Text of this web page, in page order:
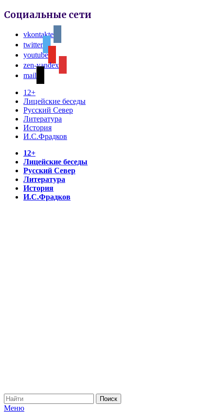
Социальные сети
vkontakte
twitter
youtube
zen-yandex
mail
12+
Лицейские беседы
Русский Север
Литература
История
И.С.Фрадков
12+
Лицейские беседы
Русский Север
Литература
История
И.С.Фрадков
Меню